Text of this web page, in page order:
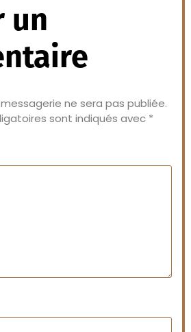
un
ne sera pas publiée.
sont indiqués avec *